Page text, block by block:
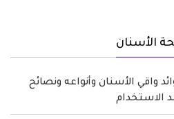
الأسنان
واقي الأسنان وأنواعه ونصائح
الاستخدام